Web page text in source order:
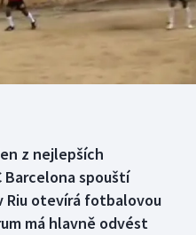
z nejlepších
spouští
Riu otevírá fotbalovou
má hlavně odvést